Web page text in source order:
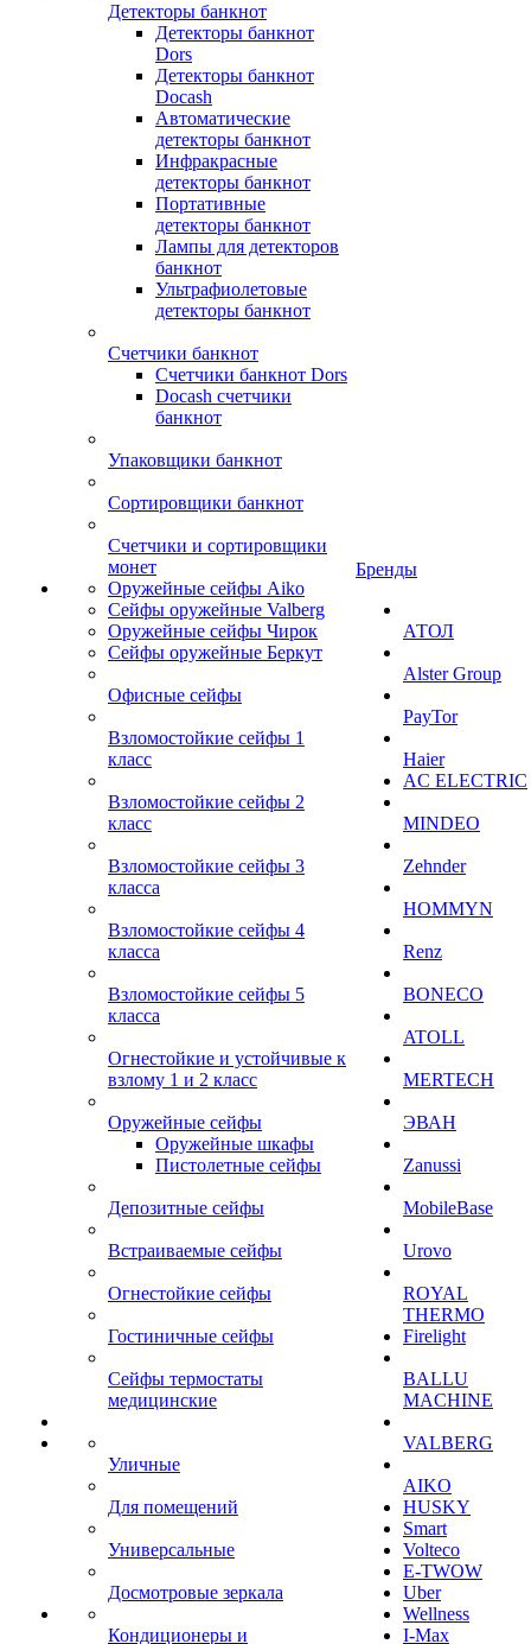
Детекторы банкнот
Детекторы банкнот
Dors
Детекторы банкнот
Docash
Автоматические
детекторы банкнот
Инфракрасные
детекторы банкнот
Портативные
детекторы банкнот
Лампы для детекторов
банкнот
Ультрафиолетовые
детекторы банкнот
Счетчики банкнот
Счетчики банкнот Dors
Docash счетчики
банкнот
Упаковщики банкнот
Сортировщики банкнот
Счетчики и сортировщики
монет
Оружейные сейфы Aiko
Сейфы оружейные Valberg
Оружейные сейфы Чирок
Сейфы оружейные Беркут
Офисные сейфы
Взломостойкие сейфы 1
класс
Взломостойкие сейфы 2
класс
Взломостойкие сейфы 3
класса
Взломостойкие сейфы 4
класса
Взломостойкие сейфы 5
класса
Огнестойкие и устойчивые к
взлому 1 и 2 класс
Оружейные сейфы
Оружейные шкафы
Пистолетные сейфы
Депозитные сейфы
Встраиваемые сейфы
Огнестойкие сейфы
Гостиничные сейфы
Сейфы термостаты
медицинские
Уличные
Для помещений
Универсальные
Досмотровые зеркала
Кондиционеры и
Бренды
АТОЛ
Alster Group
PayTor
Haier
AC ELECTRIC
MINDEO
Zehnder
HOMMYN
Renz
BONECO
ATOLL
MERTECH
ЭВАН
Zanussi
MobileBase
Urovo
ROYAL
THERMO
Firelight
BALLU
MACHINE
VALBERG
AIKO
HUSKY
Smart
Volteco
E-TWOW
Uber
Wellness
I-Max